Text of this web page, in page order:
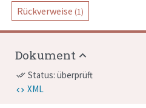
Rückverweise (1)
Dokument
done_all Status: überprüft
XML